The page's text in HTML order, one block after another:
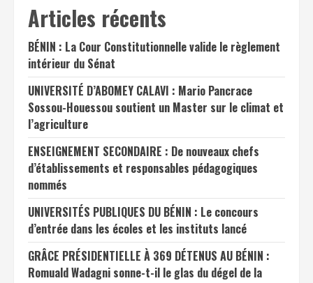
Articles récents
BÉNIN : La Cour Constitutionnelle valide le règlement
intérieur du Sénat
UNIVERSITÉ D’ABOMEY CALAVI : Mario Pancrace
Sossou-Houessou soutient un Master sur le climat et
l’agriculture
ENSEIGNEMENT SECONDAIRE : De nouveaux chefs
d’établissements et responsables pédagogiques
nommés
UNIVERSITÉS PUBLIQUES DU BÉNIN : Le concours
d’entrée dans les écoles et les instituts lancé
GRÂCE PRÉSIDENTIELLE À 369 DÉTENUS AU BÉNIN :
Romuald Wadagni sonne-t-il le glas du dégel de la